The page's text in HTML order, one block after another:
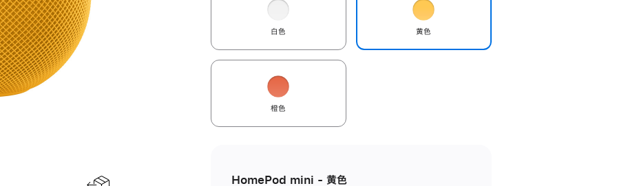
白色 黄色
橙色
HomePod mini - 黄色